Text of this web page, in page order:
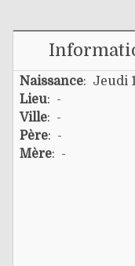
Naissance: Jeudi
Lieu: -
Ville: -
Père: -
Mère: -